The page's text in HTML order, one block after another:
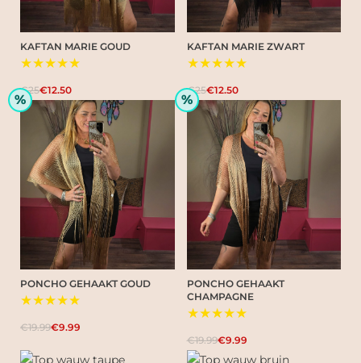
KAFTAN MARIE GOUD
★★★★★
€25€12.50
KAFTAN MARIE ZWART
★★★★★
€25€12.50
%
PONCHO GEHAAKT GOUD
★★★★★
€19.99€9.99
%
PONCHO GEHAAKT
CHAMPAGNE
★★★★★
€19.99€9.99